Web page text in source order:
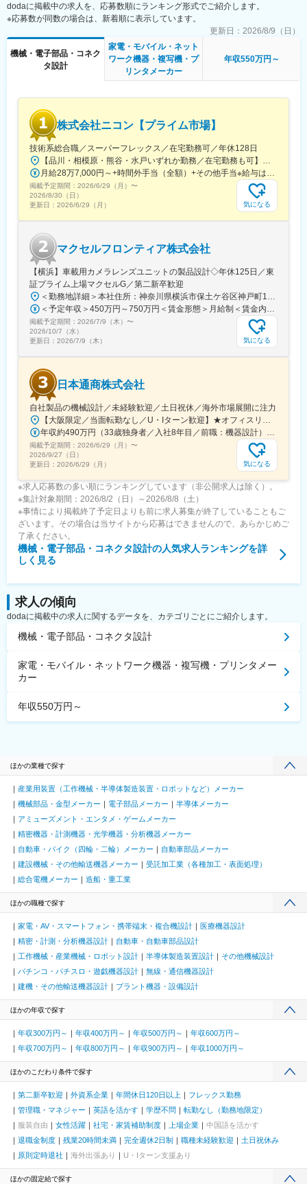
■入社後は：
経験に応じて先輩社員が教育担当となり、OJTで教育します。OJT
で補いづらい知識や技術については、外部研修を利用するなどし
っかりバックアップします。
構成されています。
■当社について：
（1）業界トップクラスの技術力が自慢
大手と負けない高い技術力を持ち、業界をリードする存在です。
ルクアやグランフロントなど有名建造物でも当社設計の製品が採
用されています。
（2）今後も伸びしろのある業界
ここ10年で急速に普及したLED照明ですがまだまだ歴史は浅く、
技術的な発展のある光源です。器具の設計自由度が高く、発想次
第で驚くようなものを作れる可能性があります。
dodaに掲載中の求人を、応募数順にランキング形式でご紹介します。
※応募数が同数の場合は、新着順に表示しています。
更新日： 2026/8/9（日）
機械・電子部品・コネク
タ設計
家電・モバイル・ネット
ワーク機器・複写機・プ
リンタメーカー
年収550万円～
株式会社ニコン【プライム市場】
技術系総合職／スーパーフレックス／在宅勤務可／年休128日
掲載予定期間： 2026/6/29（月） 〜
2026/8/30（日）
更新日： 2026/6/29（月） 気になる
マクセルフロンティア株式会社
【横浜】車載用カメラレンズユニットの製品設計◇年休125日／東
証プライム上場マクセルG／第二新卒歓迎
掲載予定期間： 2026/7/9（木） 〜
2026/10/7（水）
更新日： 2026/7/9（木） 気になる
日本通商株式会社
自社製品の機械設計／未経験歓迎／土日祝休／海外市場展開に注力
掲載予定期間： 2026/6/29（月） 〜
2026/9/27（日）
更新日： 2026/6/29（月） 気になる
※求人応募数の多い順にランキングしています（非公開求人は除く）。
※集計対象期間：2026/8/2（日）～2026/8/8（土）
※事情により掲載終了予定日よりも前に求人募集が終了していることもご
ざいます。その場合は当サイトから応募はできませんので、あらかじめご
了承ください。
機械・電子部品・コネクタ設計の人気求人ランキングを詳
しく見る
求人の傾向
dodaに掲載中の求人に関するデータを、カテゴリごとにご紹介します。
機械・電子部品・コネクタ設計
家電・モバイル・ネットワーク機器・複写機・プリンタメー
カー
年収550万円～
ほかの業種で探す
産業用装置（工作機械・半導体製造装置・ロボットなど）メーカー
機械部品・金型メーカー
電子部品メーカー
半導体メーカー
アミューズメント・エンタメ・ゲームメーカー
精密機器・計測機器・光学機器・分析機器メーカー
自動車・バイク（四輪・二輪）メーカー
自動車部品メーカー
建設機械・その他輸送機器メーカー
受託加工業（各種加工・表面処理）
総合電機メーカー
造船・重工業
ほかの職種で探す
家電・AV・スマートフォン・携帯端末・複合機設計
医療機器設計
精密・計測・分析機器設計
自動車・自動車部品設計
工作機械・産業機械・ロボット設計
半導体製造装置設計
その他機械設計
パチンコ・パチスロ・遊戯機器設計
無線・通信機器設計
建機・その他輸送機器設計
プラント機器・設備設計
ほかの年収で探す
年収300万円～ 年収400万円～ 年収500万円～
年収600万円～
年収700万円～
年収800万円～ 年収900万円～ 年収1000万円～
ほかのこだわり条件で探す
第二新卒歓迎 外資系企業 年間休日120日以上
フレックス勤務
管理職・マネジャー
英語を活かす 学歴不問
転勤なし（勤務地限定）
服装自由
女性活躍 社宅・家賃補助制度 上場企業
中国語を活かす
退職金制度
残業20時間未満 完全週休2日制 職種未経験歓迎
土日祝休み
原則定時退社
海外出張あり U・Iターン支援あり
ほかの固定給で探す